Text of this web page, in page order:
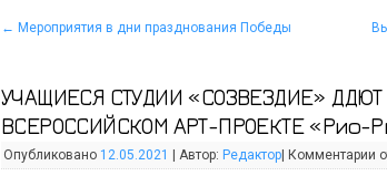
← Мероприятия в дни празднования Победы
УЧАЩИЕСЯ СТУДИИ «СОЗВЕЗДИЕ»
ВСЕРОССИЙСКОМ АРТ-ПРОЕКТЕ «Рио-
Опубликовано 12.05.2021 Автор: Редактор| Комментарии